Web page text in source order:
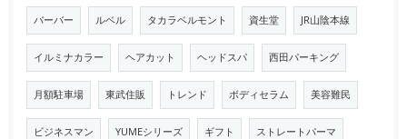
バーバー ルベル タカラベルモント 資生堂 JR山陰本線
イルミナカラー ヘアカット ヘッドスパ 西田パーキング
月額駐車場 東武住販 トレンド ボディセラム 美容難民
ビジネスマン YUMEシリーズ ギフト ストレートパーマ